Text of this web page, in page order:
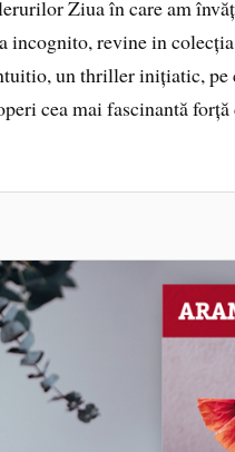
Ziua în care am
incognito, revine in
un thriller inițiatic, pe
cea mai fascinantă